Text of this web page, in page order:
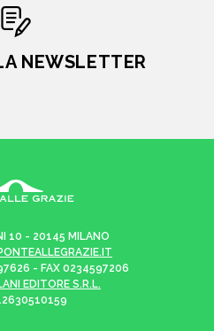
NEWSLETTER
10 - 20145 MILANO
- FAX 0234597206
EDITORE S.R.L.